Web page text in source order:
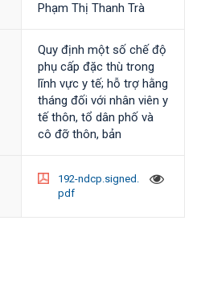
Phạm Thị Thanh Trà
Quy định một số chế độ
phụ cấp đặc thù trong
lĩnh vực y tế; hỗ trợ hằng
tháng đối với nhân viên y
tế thôn, tổ dân phố và
cô đỡ thôn, bản
192-ndcp.signed.
pdf